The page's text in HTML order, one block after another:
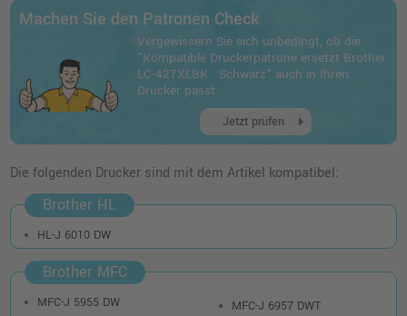
Machen Sie den Patronen Check
Vergewissern Sie sich unbedingt, ob die
"Kompatible Druckerpatrone ersetzt Brother
LC-427XLBK · Schwarz" auch in Ihren
Drucker passt.
Jetzt prüfen arrow_right
Die folgenden Drucker sind mit dem Artikel kompatibel:
Brother HL
HL-J 6010 DW
Brother MFC
MFC-J 5955 DW
MFC-J 6957 DWT